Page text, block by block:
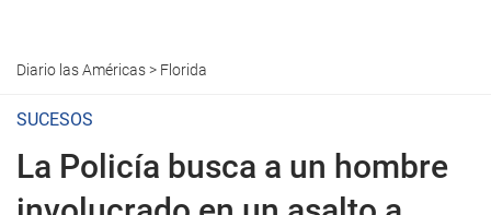
Diario las Américas> Florida
SUCESOS
La Policía busca a un hombre